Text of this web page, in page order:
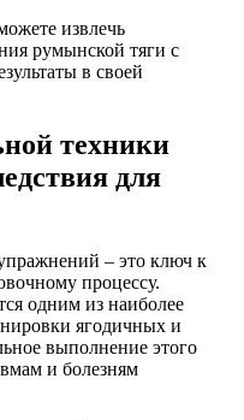
извлечь
румынской тяги с
в своей
техники
для
– это ключ к
процессу.
одним из наиболее
ягодичных и
выполнение этого
и болезням